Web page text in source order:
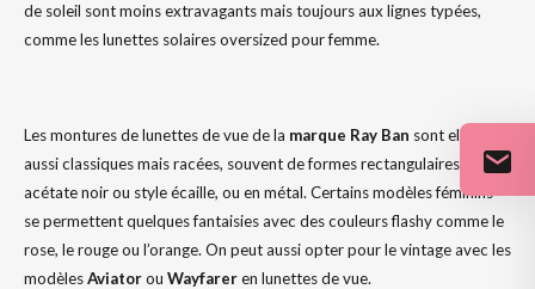
de soleil sont moins extravagants mais toujours aux lignes typées,
comme les lunettes solaires oversized pour femme.
Les montures de lunettes de vue de la marque Ray Ban sont elles
aussi classiques mais racées, souvent de formes rectangulaires, en
acétate noir ou style écaille, ou en métal. Certains modèles féminins
se permettent quelques fantaisies avec des couleurs flashy comme le
rose, le rouge ou l’orange. On peut aussi opter pour le vintage avec les
modèlesAviatorou Wayfareren lunettes de vue.